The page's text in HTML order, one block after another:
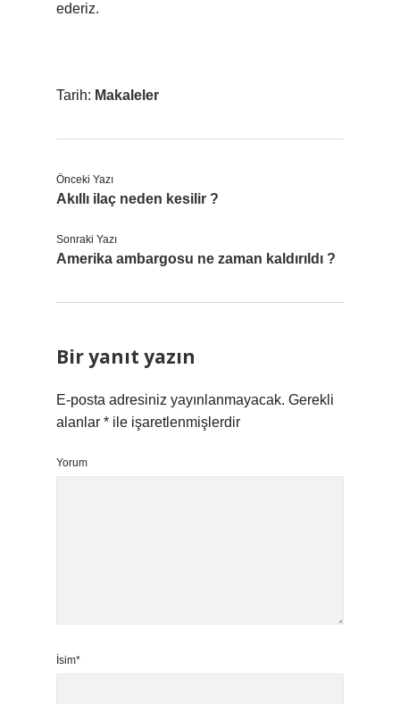
ederiz.
Tarih: Makaleler
Önceki Yazı
Akıllı ilaç neden kesilir ?
Sonraki Yazı
Amerika ambargosu ne zaman kaldırıldı ?
Bir yanıt yazın
E-posta adresiniz yayınlanmayacak. Gerekli
alanlar * ile işaretlenmişlerdir
Yorum
İsim*